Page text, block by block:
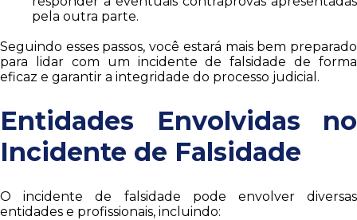
pela outra parte.
Seguindo esses passos, você estará mais bem preparado
para lidar com um incidente de falsidade de forma
eficaz e garantir a integridade do processo judicial.
Entidades Envolvidas no
Incidente de Falsidade
O incidente de falsidade pode envolver diversas
entidades e profissionais, incluindo: